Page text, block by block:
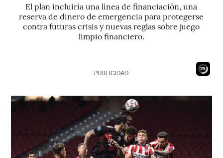
El plan incluiría una línea de financiación, una
reserva de dinero de emergencia para protegerse
contra futuras crisis y nuevas reglas sobre juego
limpio financiero.
21
PUBLICIDAD